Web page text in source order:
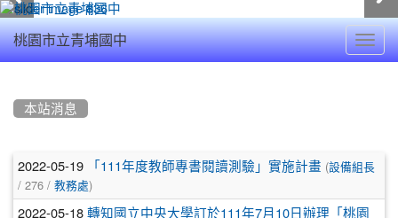
桃園市立青埔國中
本站消息
文
章
2022-05-19 「111年度教師專書閱讀測驗」實施計畫 (設備組長
/ 276 / 教務處)
2022-05-18 轉知國立中央大學訂於111年7月10日辦理「桃園